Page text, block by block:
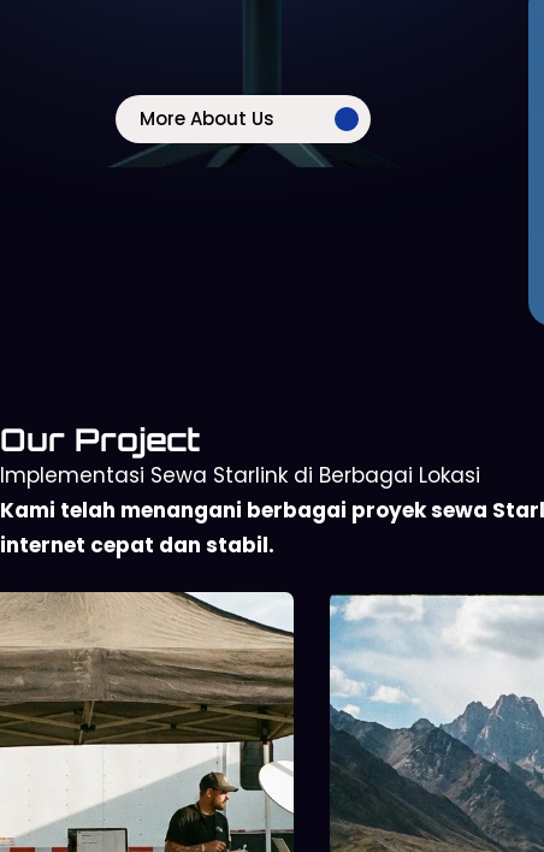
More About Us
Our Project
Implementasi Sewa Starlink di Berbagai Lokasi
Kami telah menangani berbagai proyek sewa
internet cepat dan stabil.